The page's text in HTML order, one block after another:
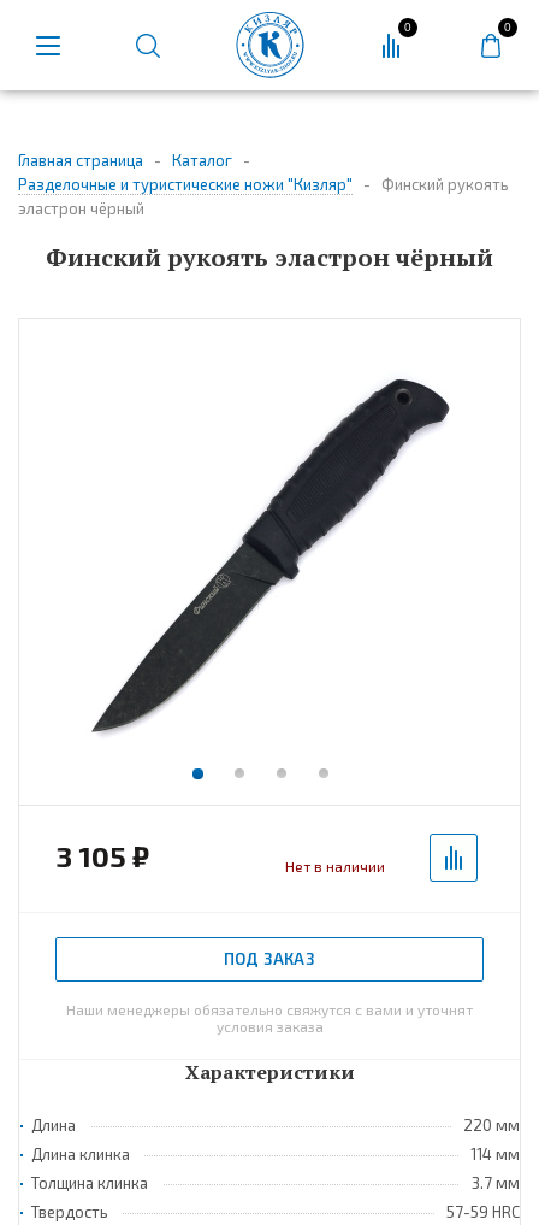
0 0
Главная страница - Каталог
-
Разделочные и туристические ножи "Кизляр"
-
Финский рукоять
эластрон чёрный
Финский рукоять эластрон чёрный
3 105 ₽ Нет в наличии
ПОД ЗАКАЗ
Наши менеджеры обязательно свяжутся с вами и уточнят
условия заказа
Характеристики
Длина
220 мм
Длина клинка
114 мм
Толщина клинка
3.7 мм
Твердость
57-59 HRC